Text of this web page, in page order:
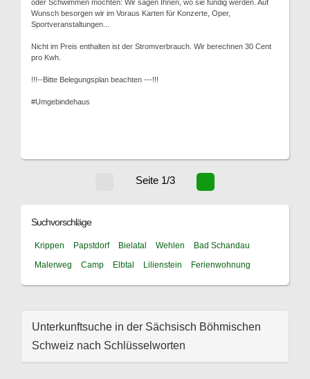
oder Schwimmen möchten: Wir sagen Ihnen, wo sie fündig werden. Auf
Wunsch besorgen wir im Voraus Karten für Konzerte, Oper,
Sportveranstaltungen...
Nicht im Preis enthalten ist der Stromverbrauch. Wir berechnen 30 Cent
pro Kwh.
!!!--Bitte Belegungsplan beachten ---!!!
#Umgebindehaus
Seite 1/3
Suchvorschläge
Krippen Papstdorf Bielatal Wehlen
Bad Schandau
Malerweg
Camp Elbtal Lilienstein Ferienwohnung
Unterkunftsuche in der Sächsisch Böhmischen
Schweiz nach Schlüsselworten